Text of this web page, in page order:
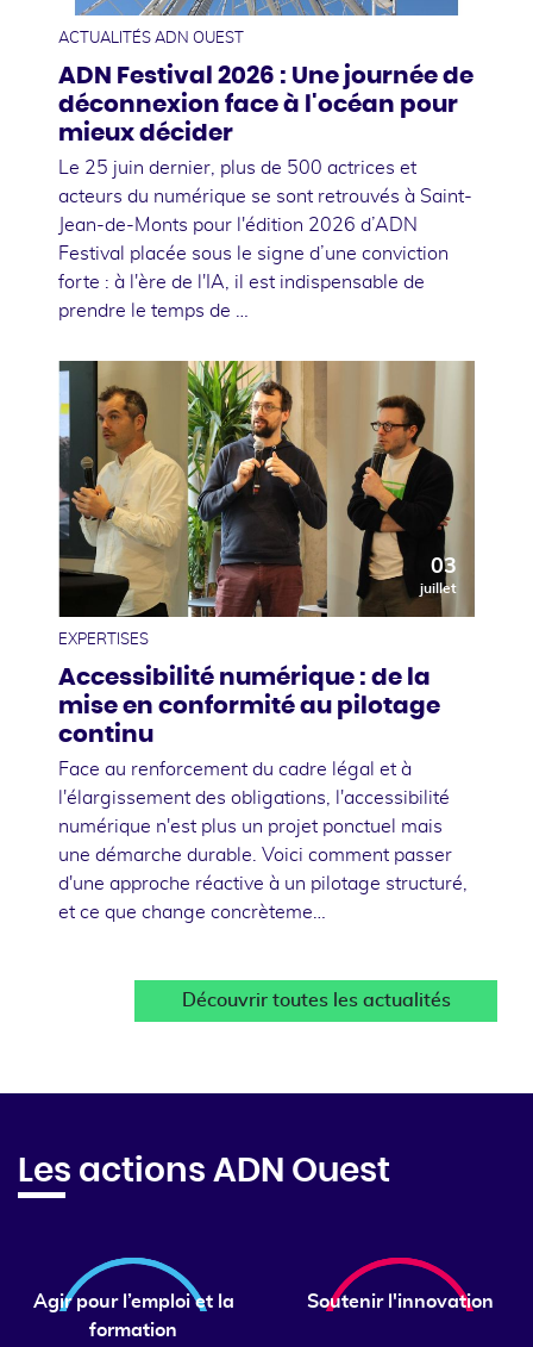
ACTUALITÉS ADN OUEST
ADN Festival 2026 : Une journée de
déconnexion face à l'océan pour
mieux décider
Le 25 juin dernier, plus de 500 actrices et
acteurs du numérique se sont retrouvés à Saint-
Jean-de-Monts pour l'édition 2026 d’ADN
Festival placée sous le signe d’une conviction
forte : à l'ère de l'IA, il est indispensable de
prendre le temps de …
03
juillet
EXPERTISES
Accessibilité numérique : de la
mise en conformité au pilotage
continu
Face au renforcement du cadre légal et à
l'élargissement des obligations, l'accessibilité
numérique n'est plus un projet ponctuel mais
une démarche durable. Voici comment passer
d'une approche réactive à un pilotage structuré,
et ce que change concrèteme…
Découvrir toutes les actualités
Les actions ADN Ouest
Agir pour l’emploi et la
formation
Soutenir l'innovation